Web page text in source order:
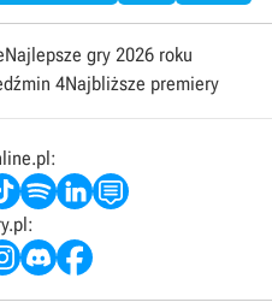
Najlepsze gry 2026 roku
4Najbliższe premiery